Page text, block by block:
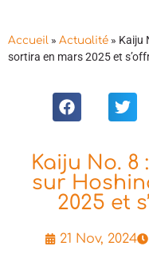
Accueil » Actualité » Kaiju
sortira en mars 2025 et
Kaiju No. 8
sur
2025 et
21 Nov, 2024